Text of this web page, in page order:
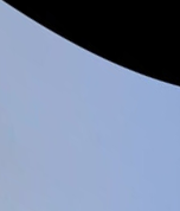
Virgo
Powered by Lapentor